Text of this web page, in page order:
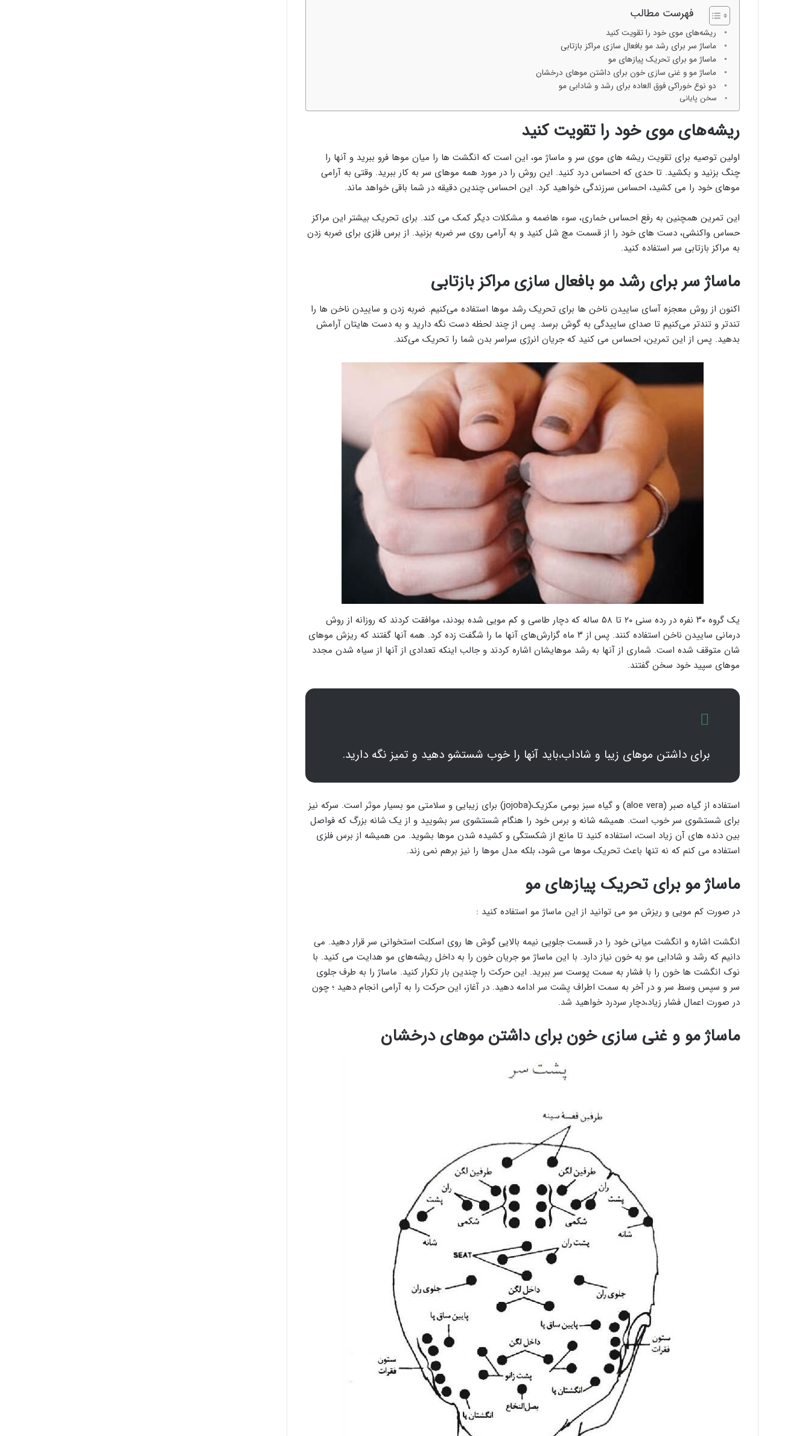
فهرست مطالب
ریشه‌های موی خود را تقویت کنید
ماساژ سر برای رشد مو بافعال سازی مراکز بازتابی
ماساژ مو برای تحریک پیازهای مو
ماساژ مو و غنی سازی خون برای داشتن موهای درخشان
دو نوع خوراکی فوق العاده برای رشد و شادابی مو
سخن پایانی
ریشه‌های موی خود را تقویت کنید
اولین توصیه برای تقویت ریشه های موی سر و ماساژ مو، این است که انگشت ها را میان موها فرو ببرید و آنها را
چنگ بزنید و بکشید. تا حدی که احساس درد کنید. این روش را در مورد همه موهای سر به کار ببرید. وقتی به آرامی
موهای خود را می کشید، احساس سرزندگی خواهید کرد. این احساس چندین دقیقه در شما باقی خواهد ماند.
این تمرین همچنین به رفع احساس خماری، سوء هاضمه و مشکلات دیگر کمک می کند‌. برای تحریک بیشتر این مراکز
حساس واکنشی، دست های خود را از قسمت مچ شل کنید و به آرامی روی سر ضربه بزنید. از برس فلزی برای ضربه زدن
به مراکز بازتابی سر استفاده کنید.
ماساژ سر برای رشد مو بافعال سازی مراکز بازتابی
اکنون از روش معجزه آسای ساییدن ناخن ها برای تحریک رشد موها استفاده می‌کنیم. ضربه زدن و ساییدن ناخن ها را
تندتر و تندتر می‌کنیم تا صدای ساییدگی به گوش برسد. پس از چند لحظه دست نگه دارید و به دست هایتان آرامش
بدهید. پس از این تمرین، احساس می کنید که جریان انرژی سراسر بدن شما را تحریک می‌کند.
یک گروه ۳۰ نفره در رده سنی ۲۰ تا ۵۸ ساله که دچار طاسی و کم مویی شده بودند، موافقت کردند که روزانه از روش
درمانی ساییدن ناخن استفاده کنند. پس از ۳ ماه گزارش‌های آنها ما را شگفت زده کرد. همه آنها گفتند که ریزش موهای
شان متوقف شده است‌. شماری از آنها به رشد موهایشان اشاره کردند و جالب اینکه تعدادی از آنها از سیاه شدن مجدد
موهای سپید خود سخن گفتند.
برای داشتن موهای زیبا و شاداب،باید آنها را خوب شستشو دهید و تمیز نگه دارید.
استفاده از گیاه صبر (aloe vera) و گیاه سبز بومی مکزیک(jojoba) برای زیبایی و سلامتی مو بسیار موثر است. سرکه نیز
برای شستشوی سر خوب است. همیشه شانه و برس خود را هنگام شستشوی سر بشویید و از یک شانه بزرگ که فواصل
بین دنده های آن زیاد است، استفاده کنید تا مانع از شکستگی و کشیده شدن موها بشوید. من همیشه از برس فلزی
استفاده می کنم که نه تنها باعث تحریک موها می شود، بلکه مدل موها را نیز برهم نمی زند.
ماساژ مو برای تحریک پیازهای مو
در صورت کم مویی و ریزش مو می توانید از این ماساژ مو استفاده کنید :
انگشت اشاره و انگشت میانی خود را در قسمت جلویی نیمه بالایی گوش ها روی اسکلت استخوانی سر قرار دهید. می
دانیم که رشد و شادابی مو به خون نیاز دارد. با این ماساژ مو جریان خون را به داخل ریشه‌های مو هدایت می کنید. با
نوک انگشت ها خون را با فشار به سمت پوست سر ببرید. این حرکت را چندین بار تکرار کنید. ماساژ را به طرف جلوی
سر و سپس وسط سر و در آخر به سمت اطراف پشت سر ادامه دهید. در آغاز، این حرکت را به آرامی انجام دهید ؛ چون
در صورت اعمال فشار زیاد،دچار سردرد خواهید شد.
ماساژ مو و غنی سازی خون برای داشتن موهای درخشان